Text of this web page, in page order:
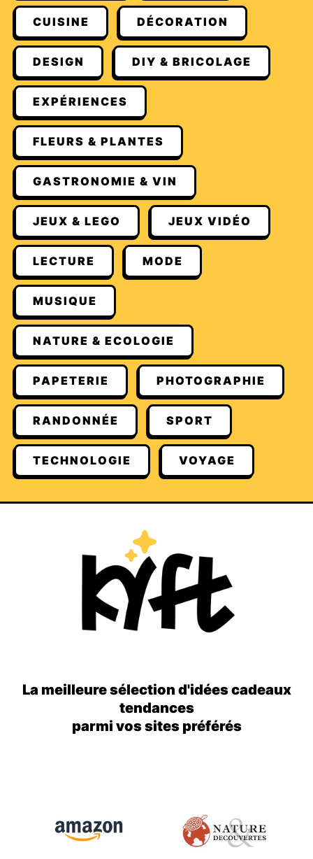
CUISINE DÉCORATION
DESIGN DIY & BRICOLAGE
EXPÉRIENCES
FLEURS & PLANTES
GASTRONOMIE & VIN
JEUX & LEGO JEUX VIDÉO
LECTURE MODE
MUSIQUE
NATURE & ECOLOGIE
PAPETERIE PHOTOGRAPHIE
RANDONNÉE SPORT
TECHNOLOGIE VOYAGE
La meilleure sélection d'idées cadeaux
tendances
parmi vos sites préférés